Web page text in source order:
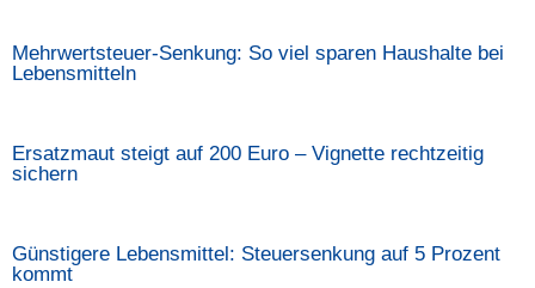
Mehrwertsteuer-Senkung: So viel sparen Haushalte bei
Lebensmitteln
Ersatzmaut steigt auf 200 Euro – Vignette rechtzeitig
sichern
Günstigere Lebensmittel: Steuersenkung auf 5 Prozent
kommt